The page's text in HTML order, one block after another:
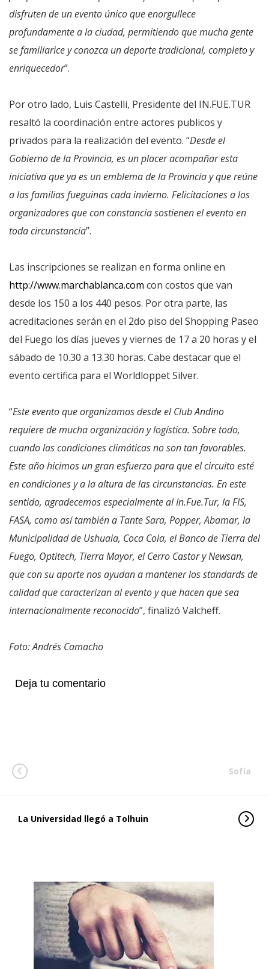
disfruten de un evento único que enorgullece
profundamente a la ciudad, permitiendo que mucha gente
se familiarice y conozca un deporte tradicional, completo y
enriquecedor”.
Por otro lado, Luis Castelli, Presidente del IN.FUE.TUR
resaltó la coordinación entre actores publicos y
privados para la realización del evento. “Desde el
Gobierno de la Provincia, es un placer acompañar esta
iniciativa que ya es un emblema de la Provincia y que reúne
a las familias fueguinas cada invierno. Felicitaciones a los
organizadores que con constancia sostienen el evento en
toda circunstancia”.
Las inscripciones se realizan en forma online en
http://www.marchablanca.com con costos que van
desde los 150 a los 440 pesos. Por otra parte, las
acreditaciones serán en el 2do piso del Shopping Paseo
del Fuego los días jueves y viernes de 17 a 20 horas y el
sábado de 10.30 a 13.30 horas. Cabe destacar que el
evento certifica para el Worldloppet Silver.
“Este evento que organizamos desde el Club Andino
requiere de mucha organización y logística. Sobre todo,
cuando las condiciones climáticas no son tan favorables.
Este año hicimos un gran esfuerzo para que el circuito esté
en condiciones y a la altura de las circunstancias. En este
sentido, agradecemos especialmente al In.Fue.Tur, la FIS,
FASA, como así también a Tante Sara, Popper, Abamar, la
Municipalidad de Ushuaia, Coca Cola, el Banco de Tierra del
Fuego, Optitech, Tierra Mayor, el Cerro Castor y Newsan,
que con su aporte nos ayudan a mantener los standards de
calidad que caracterizan al evento y que hacen que sea
internacionalmente reconocido”, finalizó Valcheff.
Foto: Andrés Camacho
Deja tu comentario
Sofía
La Universidad llegó a Tolhuin